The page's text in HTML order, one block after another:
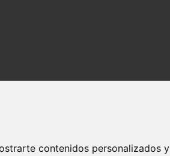
contenidos personalizados y